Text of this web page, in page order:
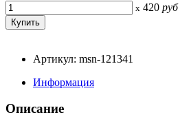
x 420 руб
Артикул: msn-121341
Информация
Описание